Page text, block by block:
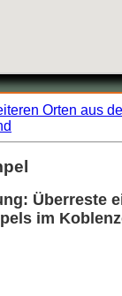
Orten aus
Überreste
im